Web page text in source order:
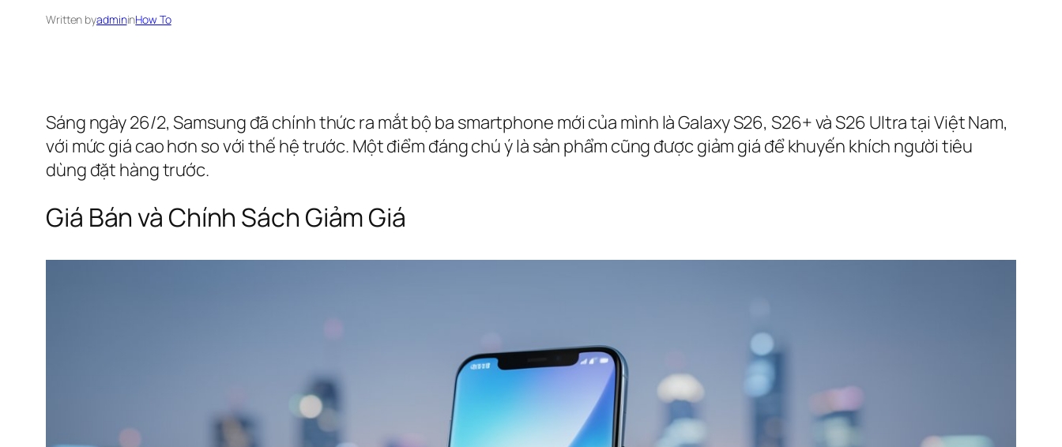
Written byadmininHow To
Sáng ngày 26/2, Samsung đã chính thức ra mắt bộ ba smartphone mới của mình là Galaxy S26, S26+ và S26 Ultra tại Việt Nam,
với mức giá cao hơn so với thế hệ trước. Một điểm đáng chú ý là sản phẩm cũng được giảm giá để khuyến khích người tiêu
dùng đặt hàng trước.
Giá Bán và Chính Sách Giảm Giá